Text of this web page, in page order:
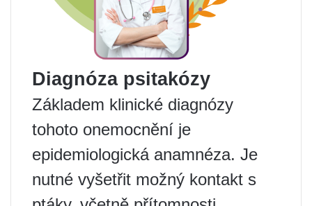
Diagnóza psitakózy
Základem klinické diagnózy
tohoto onemocnění je
epidemiologická anamnéza. Je
nutné vyšetřit možný kontakt s